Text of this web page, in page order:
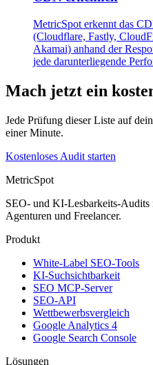
MetricSpot erkennt das
(Cloudflare, Fastly,
Akamai) anhand der
jede darunterliegende
Mach jetzt ein
Jede Prüfung dieser Liste auf
einer Minute.
Kostenloses Audit starten
MetricSpot
SEO- und KI-Lesbarkeits-
Agenturen und Freelancer.
Produkt
White-Label SEO-Tools
KI-Suchsichtbarkeit
SEO MCP-Server
SEO-API
Wettbewerbsvergleich
Google Analytics 4
Google Search Console
Lösungen